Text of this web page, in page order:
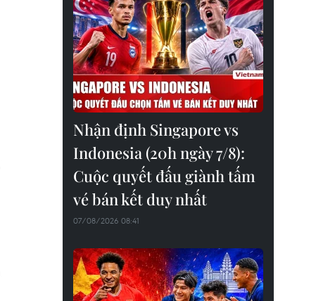
Nhận định Singapore vs
Indonesia (20h ngày 7/8):
Cuộc quyết đấu giành tấm
vé bán kết duy nhất
07/08/2026 08:41